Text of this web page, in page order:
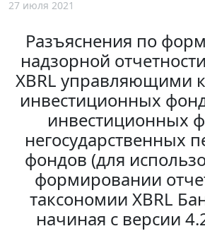
27 июля 2021
Разъяснения по
надзорной
XBRL управляющими
инвестиционных
инвестиционных
негосударственных
фондов (для
формировании
таксономии XBRL
начиная с версии